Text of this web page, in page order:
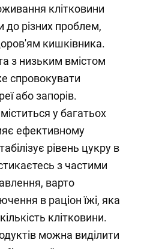
клітковини
до різних проблем,
кишківника.
з низьким вмістом
спровокувати
або запорів.
у багатьох
ефективному
рівень цукру в
з частими
варто
в раціон їжі, яка
клітковини.
можна виділити